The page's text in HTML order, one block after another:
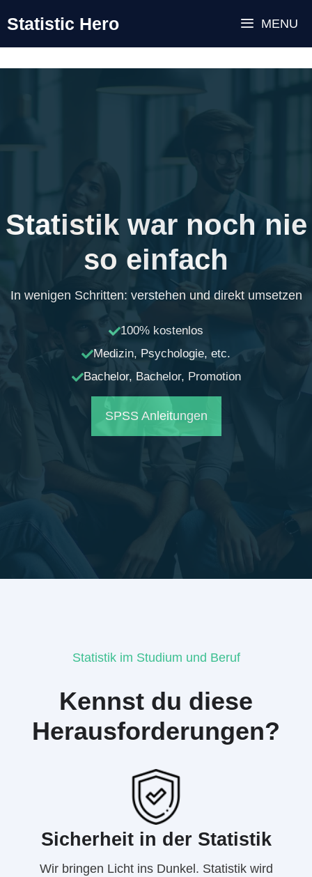
Inhalt
springen
Statistic Hero MENU
Statistik war noch nie
so einfach
In wenigen Schritten: verstehen und direkt umsetzen
100% kostenlos
Medizin, Psychologie, etc.
Bachelor, Bachelor, Promotion
SPSS Anleitungen
Statistik im Studium und Beruf
Kennst du diese
Herausforderungen?
Sicherheit in der Statistik
Wir bringen Licht ins Dunkel. Statistik wird